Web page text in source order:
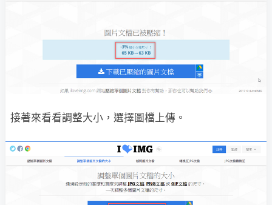
接著來看看調整大小，選擇圖檔上傳。